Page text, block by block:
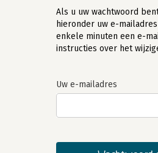
Als u uw wachtwoord
hieronder uw e-
enkele minuten een e-
instructies over het
Uw e-mailadres